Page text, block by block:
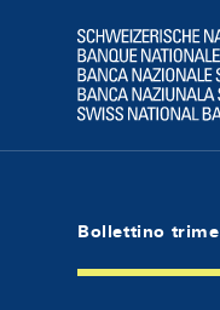
Logo
Bollettino